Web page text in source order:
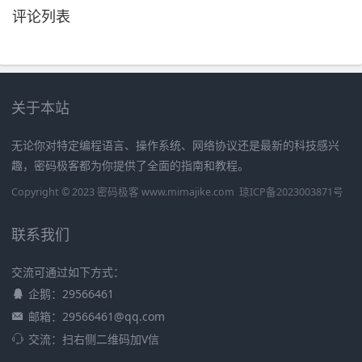
评论列表
关于本站
无论你对特定编程语言、操作系统、网络协议还是最新的科技感兴
趣，密码极客都为你提供了全面的指南和教程。
Copyright © 2023 密码极客 www.mimajike.com 琼ICP备2023003871号
联系我们
交流可通过如下方式：
企鹅：29566461
邮箱：29566461@qq.com
交流：扫右侧二维码加V信